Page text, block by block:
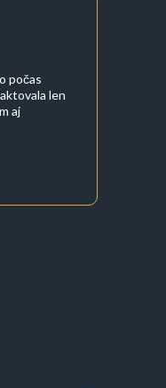
počas
len
aj